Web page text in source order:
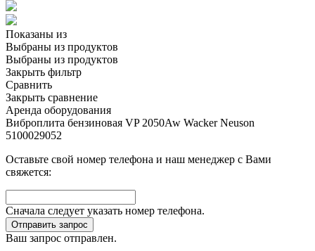
Показаны из
Выбраны из продуктов
Выбраны из продуктов
Закрыть фильтр
Сравнить
Закрыть сравнение
Аренда оборудования
Виброплита бензиновая VP 2050Aw Wacker Neuson
5100029052
Оставьте свой номер телефона и наш менеджер с Вами
свяжется:
Сначала следует указать номер телефона.
Отправить запрос
Ваш запрос отправлен.